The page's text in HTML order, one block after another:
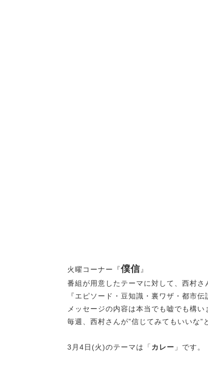
火曜コーナー『僕信』
番組が用意したテーマに対して、西村さ
『エピソード・豆知識・裏ワザ・都市
メッセージの内容は本当でも嘘でも構い
毎週、西村さんが”信じてみてもいいな
3月4日(火)のテーマは「 カレー 」です